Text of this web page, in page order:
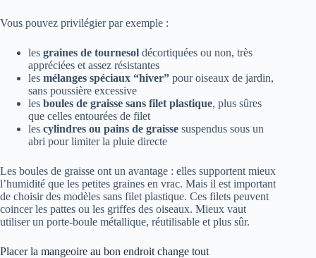
Vous pouvez privilégier par exemple :
les graines de tournesol décortiquées ou non, très
appréciées et assez résistantes
les mélanges spéciaux “hiver” pour oiseaux de jardin,
sans poussière excessive
les boules de graisse sans filet plastique, plus sûres
que celles entourées de filet
les cylindres ou pains de graisse suspendus sous un
abri pour limiter la pluie directe
Les boules de graisse ont un avantage : elles supportent mieux
l’humidité que les petites graines en vrac. Mais il est important
de choisir des modèles sans filet plastique. Ces filets peuvent
coincer les pattes ou les griffes des oiseaux. Mieux vaut
utiliser un porte-boule métallique, réutilisable et plus sûr.
Placer la mangeoire au bon endroit change tout